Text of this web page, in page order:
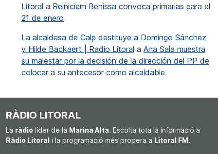
Litoral a Reiniciem Benissa convoca primarias para el
21 de enero
La alcaldesa de Calp destituye a Domingo Sánchez
y Hilde Backaert | Radio Litoral a Ana Sala muestra
su malestar por la decisión de la dirección del PP de
colocar a su antecesor como alcaldable
RÀDIO LITORAL
La ràdio líder de la Marina Alta. Escolta tota la informació a
Ràdio Litoral i la programació més propera a Litoral FM.